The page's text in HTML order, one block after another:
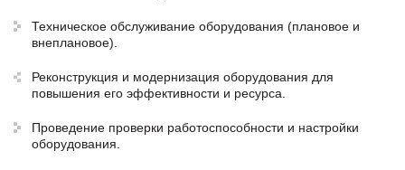
Техническое обслуживание оборудования (плановое и
внеплановое).
Реконструкция и модернизация оборудования для
повышения его эффективности и ресурса.
Проведение проверки работоспособности и настройки
оборудования.